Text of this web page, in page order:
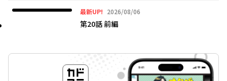
最新UP! 2026/08/06
2026年08月06日
第20話 前編